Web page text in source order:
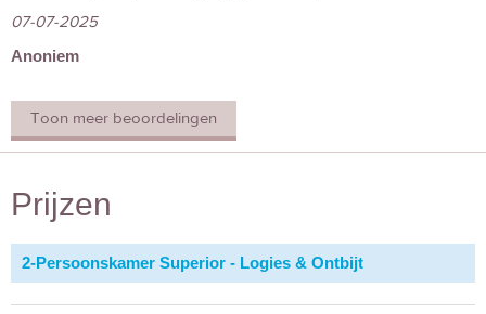
07-07-2025
Anoniem
Toon meer beoordelingen
Prijzen
2-Persoonskamer Superior - Logies & Ontbijt